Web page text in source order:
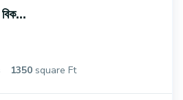
বিক...
1350 square Ft